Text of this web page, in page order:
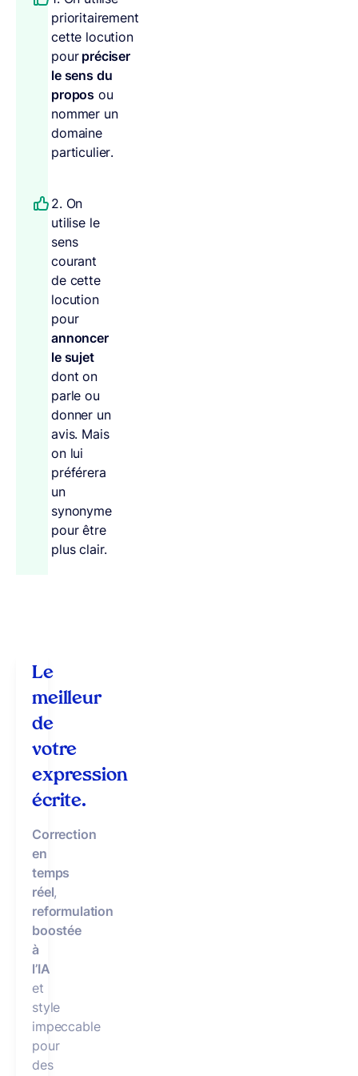
prioritairement
cette locution
pourpréciser
le sens du
propos ou
nommer un
domaine
particulier.
2. On
utilise le
sens
courant
de cette
locution
pour
annoncer
le sujet
dont on
parle ou
donner un
avis. Mais
on lui
préférera
un
synonyme
pour être
plus clair.
Le
meilleur
de
votre
expression
écrite.
Correction
en
temps
réel,
reformulation
boostée
à
l’IA
et
style
impeccable
pour
des